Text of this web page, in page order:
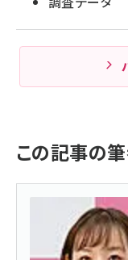
この記事の